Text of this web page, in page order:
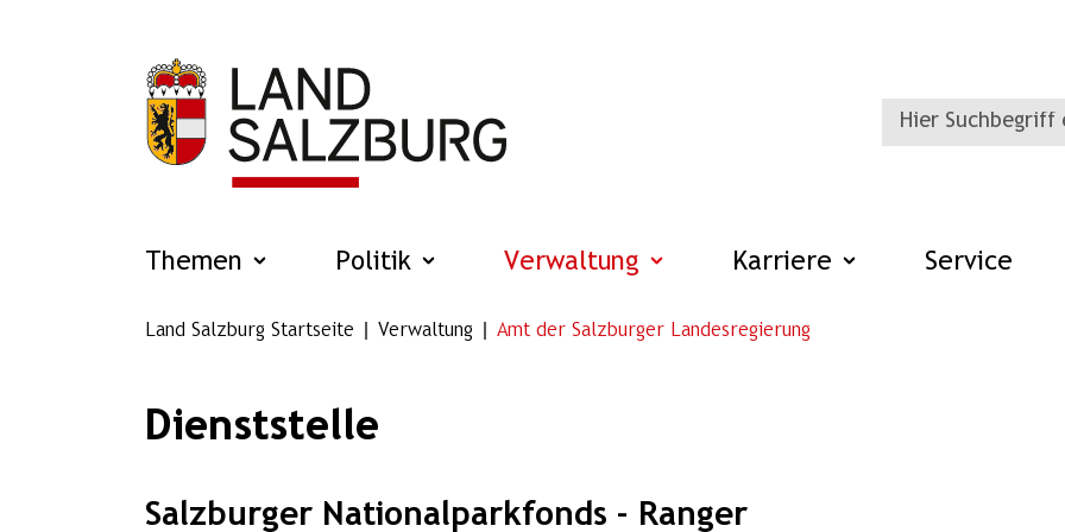
Themen Politik Verwaltung Karriere Service
Land Salzburg Startseite Verwaltung Amt der Salzburger Landesregierung
Dienststelle
Salzburger Nationalparkfonds - Ranger